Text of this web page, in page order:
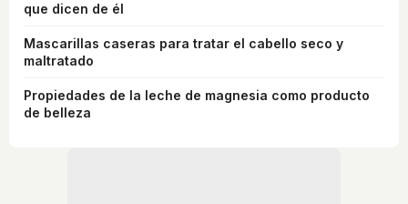
que dicen de él
Mascarillas caseras para tratar el cabello seco y
maltratado
Propiedades de la leche de magnesia como producto
de belleza